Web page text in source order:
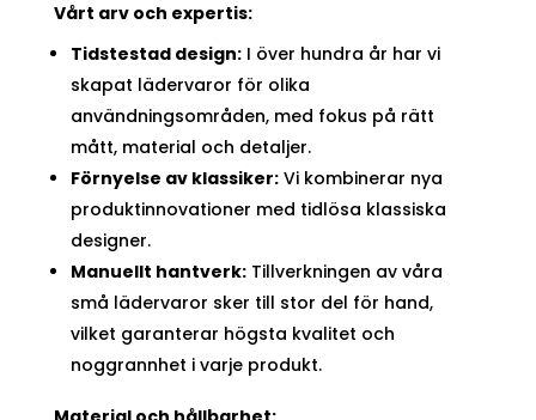
Vårt arv och expertis:
Tidstestad design:I över hundra år har vi
skapat lädervaror för olika
användningsområden, med fokus på rätt
mått, material och detaljer.
Förnyelse av klassiker:Vi kombinerar nya
produktinnovationer med tidlösa klassiska
designer.
Manuellt hantverk:Tillverkningen av våra
små lädervaror sker till stor del för hand,
vilket garanterar högsta kvalitet och
noggrannhet i varje produkt.